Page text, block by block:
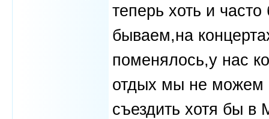
теперь хоть и
бываем,на
поменялось,у нас
отдых мы не можем
съездить хотя бы в